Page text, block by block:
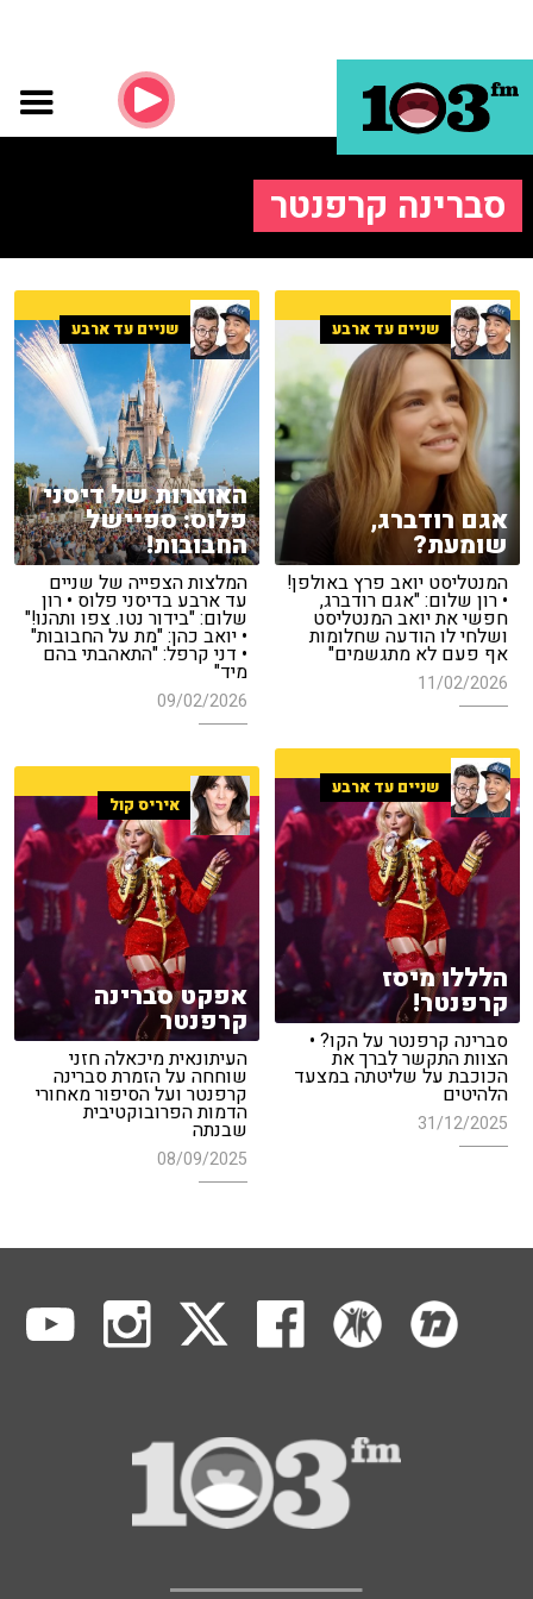
סברינה קרפנטר
שניים עד ארבע
אגם רודברג,
שומעת?
המנטליסט יואב פרץ באולפן!
• רון שלום: "אגם רודברג,
חפשי את יואב המנטליסט
ושלחי לו הודעה שחלומות
אף פעם לא מתגשמים"
11/02/2026
שניים עד ארבע
האוצרות של דיסני
פלוס: ספיישל
החבובות!
המלצות הצפייה של שניים
עד ארבע בדיסני פלוס • רון
שלום: "בידור נטו. צפו ותהנו!"
• יואב כהן: "מת על החבובות"
• דני קרפל: "התאהבתי בהם
מיד"
09/02/2026
שניים עד ארבע
הלללו מיסז
קרפנטר!
סברינה קרפנטר על הקו? •
הצוות התקשר לברך את
הכוכבת על שליטתה במצעד
הלהיטים
31/12/2025
איריס קול
אפקט סברינה
קרפנטר
העיתונאית מיכאלה חזני
שוחחה על הזמרת סברינה
קרפנטר ועל הסיפור מאחורי
הדמות הפרובוקטיבית
שבנתה
08/09/2025